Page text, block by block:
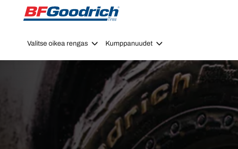
Go to page content
Go to page navigation
Valitse oikea rengas Kumppanuudet